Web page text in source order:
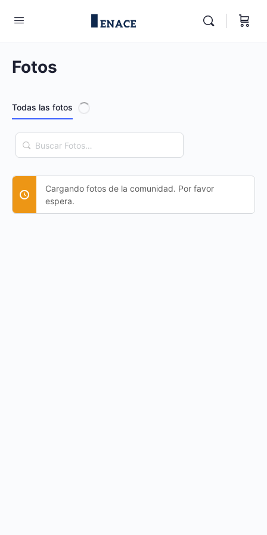
Fotos
Todas las fotos
Buscar
Fotos…
Cargando fotos de la comunidad. Por favor
espera.